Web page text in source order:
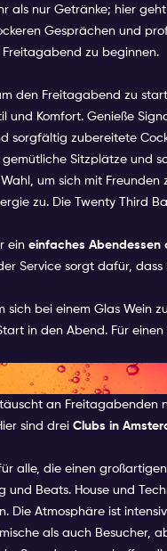
als nur Getränke; hier
Gesprächen und
zu beginnen.
den Freitagabend zu
und Komfort. Genieße
sorgfältig zubereitete
Sitzplätze und
um sich mit
zu. Die Twenty Third
ein einfaches Abendessen
Service sorgt dafür,
sich bei einem Glas Wein
in den Abend. Für
an Freitagabenden
sind drei Clubs in
alle, die einen
und Beats. House und
Die Atmosphäre ist
als auch Besucher,